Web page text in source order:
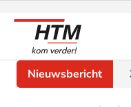
Nieuwsbericht